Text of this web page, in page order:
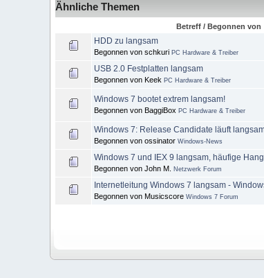
Ähnliche Themen
Betreff / Begonnen von
HDD zu langsam
Begonnen von schkuri PC Hardware & Treiber
USB 2.0 Festplatten langsam
Begonnen von Keek PC Hardware & Treiber
Windows 7 bootet extrem langsam!
Begonnen von BaggiBox PC Hardware & Treiber
Windows 7: Release Candidate läuft
Begonnen von ossinator Windows-News
Windows 7 und IEX 9 langsam, häufige
Begonnen von John M. Netzwerk Forum
Internetleitung Windows 7 langsam -
Begonnen von Musicscore Windows 7 Forum